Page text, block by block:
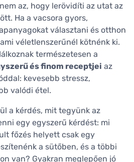
az, hogy lerövidíti az utat az
Ha a vacsora gyors,
választani és otthon
véletlenszerűnél kötnénk ki.
természetesen a
és finom receptjei az
kevesebb stressz,
valódi étel.
a kérdés, mit tegyünk az
egy egyszerű kérdést: mi
főzés helyett csak egy
a sütőben, és a többi
van? Gyakran meglepően jó